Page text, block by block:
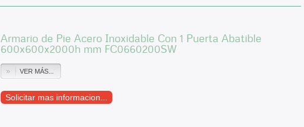
Armario de Pie Acero Inoxidable Con 1 Puerta Abatible
600x600x2000h mm FC0660200SW
VER MÁS...
Solicitar mas informacion...